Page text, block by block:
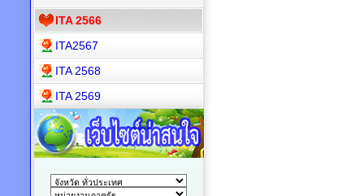
ITA 2566
ITA2567
ITA 2568
ITA 2569